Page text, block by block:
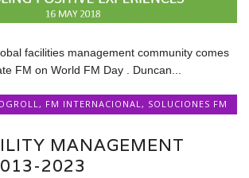
facilities management community comes
FM on World FM Day . Duncan...
, FM INTERNACIONAL , SOLUCIONES FM
MANAGEMENT
2023